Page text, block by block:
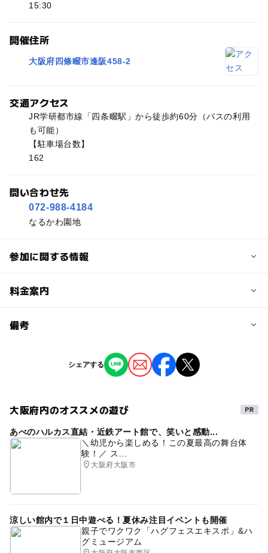
15:30
開催住所
大阪府四條畷市逢阪458-2
交通アクセス
JR学研都市線「四条畷駅」から徒歩約60分（バスの利用
も可能）
【駐車場台数】
162
問い合わせ先
072-988-4184
なるかわ園地
参加に関する情報
予約/応募
料金案内
料金について
備考
※掲載の情報は天候や主催者側の都合などにより変更にな
ることがあります。
シェアする
大阪府内のオススメの遊び
あべのハルカス直結・近鉄アート館で、笑いと感動...
＼幼児から楽しめる！この夏最高の舞台体
験！／ ス...
大阪府大阪市
涼しい館内で１日中遊べる！夏休み注目イベントも開催
親子でワクワク「ハグフェスエキスポ」&ハ
グミュージアム